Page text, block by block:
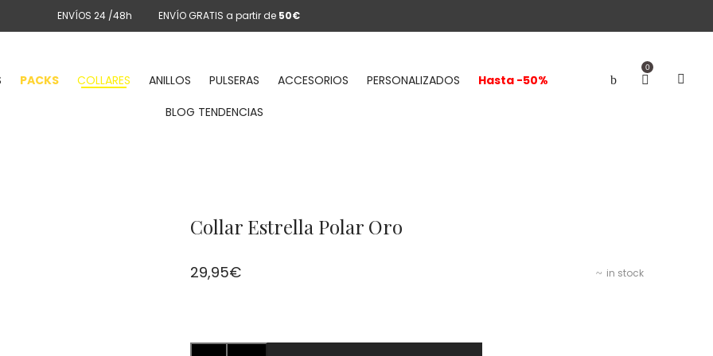
ENVÍOS 24 /48h ENVÍO GRATIS a partir de 50€
0
PACKS COLLARES ANILLOS PULSERAS ACCESORIOS PERSONALIZADOS
Hasta -50%
BLOG TENDENCIAS
Collar Estrella Polar Oro
in stock
29,95€